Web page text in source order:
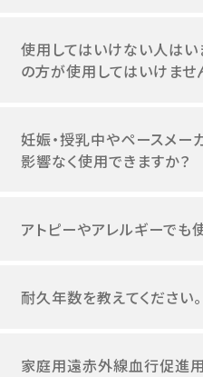
使用してはいけない人はい
の方が使用してはいけませ
妊娠・授乳中やペースメー
影響なく使用できますか？
アトピーやアレルギーでも
耐久年数を教えてください。
家庭用遠赤外線血行促進